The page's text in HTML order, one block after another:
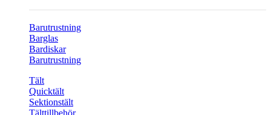
Barutrustning
Barglas
Bardiskar
Barutrustning
Tält
Quicktält
Sektionstält
Tälttillbehör